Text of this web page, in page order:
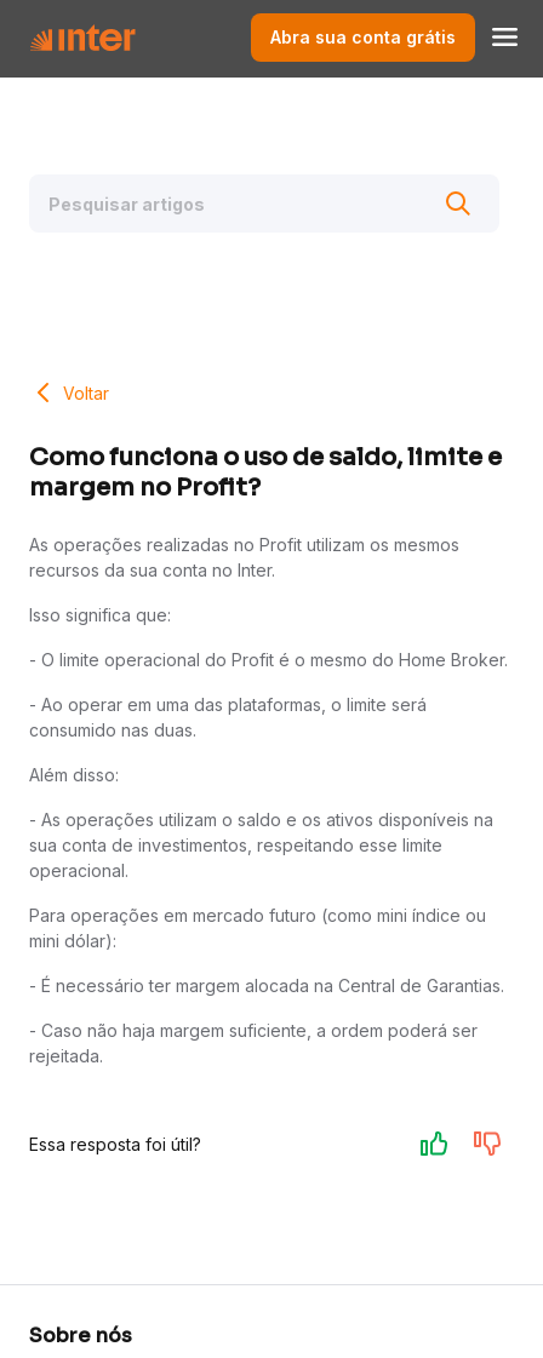
Abra sua conta grátis
Voltar
Como funciona o uso de saldo, limite e
margem no Profit?
As operações realizadas no Profit utilizam os mesmos
recursos da sua conta no Inter.
Isso significa que:
- O limite operacional do Profit é o mesmo do Home Broker.
- Ao operar em uma das plataformas, o limite será
consumido nas duas.
Além disso:
- As operações utilizam o saldo e os ativos disponíveis na
sua conta de investimentos, respeitando esse limite
operacional.
Para operações em mercado futuro (como mini índice ou
mini dólar):
- É necessário ter margem alocada na Central de Garantias.
- Caso não haja margem suficiente, a ordem poderá ser
rejeitada.
Essa resposta foi útil?
Sobre nós